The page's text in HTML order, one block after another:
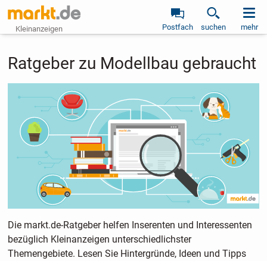
Kleinanzeigen Postfach suchen mehr
Ratgeber zu Modellbau gebraucht
Die markt.de-Ratgeber helfen Inserenten und Interessenten
bezüglich Kleinanzeigen unterschiedlichster
Themengebiete. Lesen Sie Hintergründe, Ideen und Tipps